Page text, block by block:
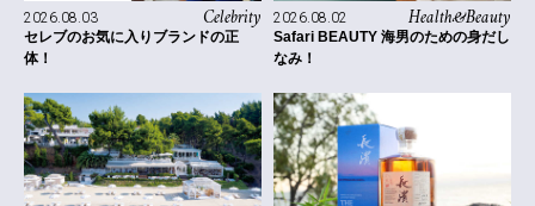
Celebrity
2026.08.03
セレブのお気に入りブランドの正
体！
Health&Beauty
2026.08.02
Safari BEAUTY 海男のための身だし
なみ！